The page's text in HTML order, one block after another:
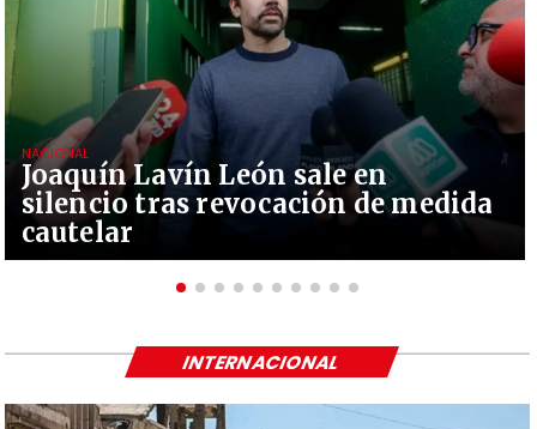
Joaquín Lavín León sale en
silencio tras revocación de medida
cautelar
NACIONAL
INTERNACIONAL